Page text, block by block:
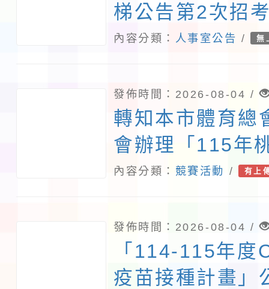
梯公告第2次招
教師甄選錄取公
內容分類： 人事室公告 / 無
發佈時間：2026-08-04 /
轉知本市體育總
會辦理「115年
會─市長盃划船
域)，申請變更
內容分類： 競賽活動 / 有上
發佈時間：2026-08-04 /
「114-115年
疫苗接種計畫」